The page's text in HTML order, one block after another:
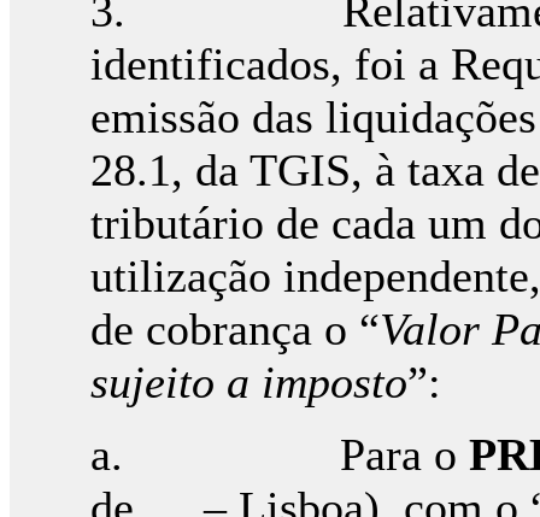
3. Relativamente
identificados, foi a
emissão das
28.1, da TGIS, à taxa
tributário de cada um
utilização
de cobrança o “Valor
sujeito a imposto”:
a. Para o